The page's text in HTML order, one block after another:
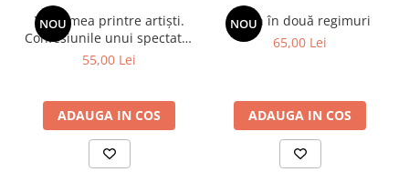
NOU
Viața mea printre artiști.
Confesiunile unui spectator
fidel
55,00 Lei
ADAUGA IN COS
NOU
Spion în două regimuri
65,00 Lei
ADAUGA IN COS